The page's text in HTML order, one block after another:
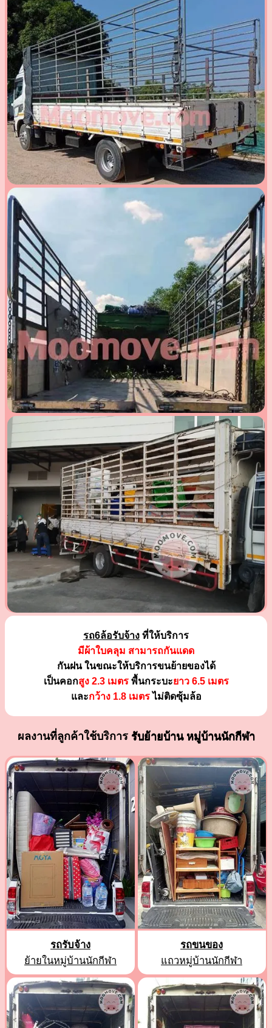
รถ6ล้อรับจ้าง ที่ให้บริการ
มีผ้าใบคลุม สามารถกันแดด
กันฝน ในขณะให้บริการขนย้ายของได้
เป็นคอกสูง 2.3 เมตรพื้นกระบะยาว 6.5 เมตร
และกว้าง 1.8 เมตรไม่ติดซุ้มล้อ
ผลงานที่ลูกค้าใช้บริการ รับย้ายบ้าน หมู่บ้านนักกีฬา
รถรับจ้าง
ย้ายในหมู่บ้านนักกีฬา
รถขนของ
แถวหมู่บ้านนักกีฬา